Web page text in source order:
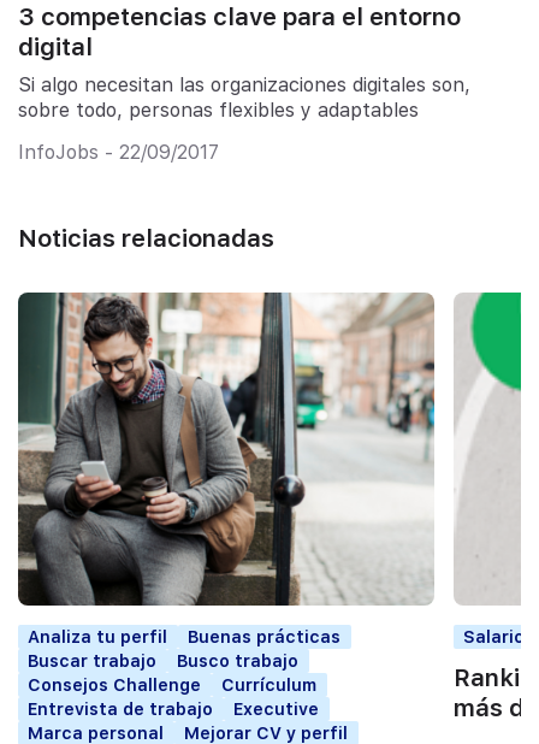
3 competencias clave para el entorno
digital
Si algo necesitan las organizaciones digitales son,
sobre todo, personas flexibles y adaptables
InfoJobs - 22/09/2017
Noticias relacionadas
Analiza tu perfil
Buenas prácticas
Buscar trabajo
Busco trabajo
Consejos Challenge
Currículum
Entrevista de trabajo
Executive
Marca personal
Mejorar CV y perfil
Salarios
más